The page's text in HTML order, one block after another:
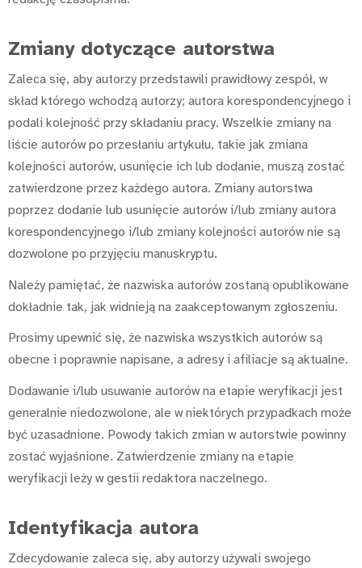
Zmiany dotyczące autorstwa
Zaleca się, aby autorzy przedstawili prawidłowy zespół, w
skład którego wchodzą autorzy; autora korespondencyjnego i
podali kolejność przy składaniu pracy. Wszelkie zmiany na
liście autorów po przesłaniu artykułu, takie jak zmiana
kolejności autorów, usunięcie ich lub dodanie, muszą zostać
zatwierdzone przez każdego autora. Zmiany autorstwa
poprzez dodanie lub usunięcie autorów i/lub zmiany autora
korespondencyjnego i/lub zmiany kolejności autorów nie są
dozwolone po przyjęciu manuskryptu.
Należy pamiętać, że nazwiska autorów zostaną opublikowane
dokładnie tak, jak widnieją na zaakceptowanym zgłoszeniu.
Prosimy upewnić się, że nazwiska wszystkich autorów są
obecne i poprawnie napisane, a adresy i afiliacje są aktualne.
Dodawanie i/lub usuwanie autorów na etapie weryfikacji jest
generalnie niedozwolone, ale w niektórych przypadkach może
być uzasadnione. Powody takich zmian w autorstwie powinny
zostać wyjaśnione. Zatwierdzenie zmiany na etapie
weryfikacji leży w gestii redaktora naczelnego.
Identyfikacja autora
Zdecydowanie zaleca się, aby autorzy używali swojego